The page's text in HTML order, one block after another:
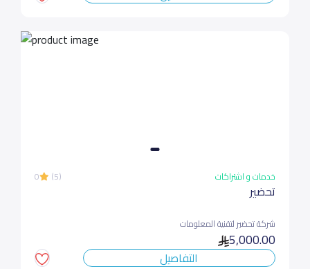
خدمات و اشتراكات (5)
0
تحضير
شركة تحضير لتقنية المعلومات
5,000.00
التفاصيل